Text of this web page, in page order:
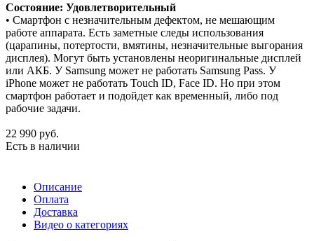
Состояние: Удовлетворительный
• Смартфон с незначительным дефектом, не мешающим
работе аппарата. Есть заметные следы использования
(царапины, потертости, вмятины, незначительные выгорания
дисплея). Могут быть установлены неоригинальные дисплей
или АКБ. У Samsung может не работать Samsung Pass. У
iPhone может не работать Touch ID, Face ID. Но при этом
смартфон работает и подойдет как временный, либо под
рабочие задачи.
22 990 руб.
Есть в наличии
Описание
Оплата
Доставка
Видео о категориях